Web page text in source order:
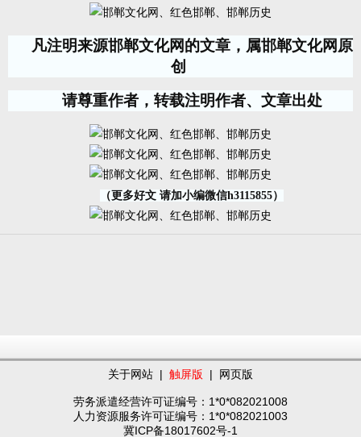
凡注明来源邯郸文化网的文章，属邯郸文化网原
创
请尊重作者，转载注明作者、文章出处
（更多好文 请加小编微信h3115855）
关于网站 | 触屏版 | 网页版
劳务派遣经营许可证编号：1*0*082021008
人力资源服务许可证编号：1*0*082021003
冀ICP备18017602号-1